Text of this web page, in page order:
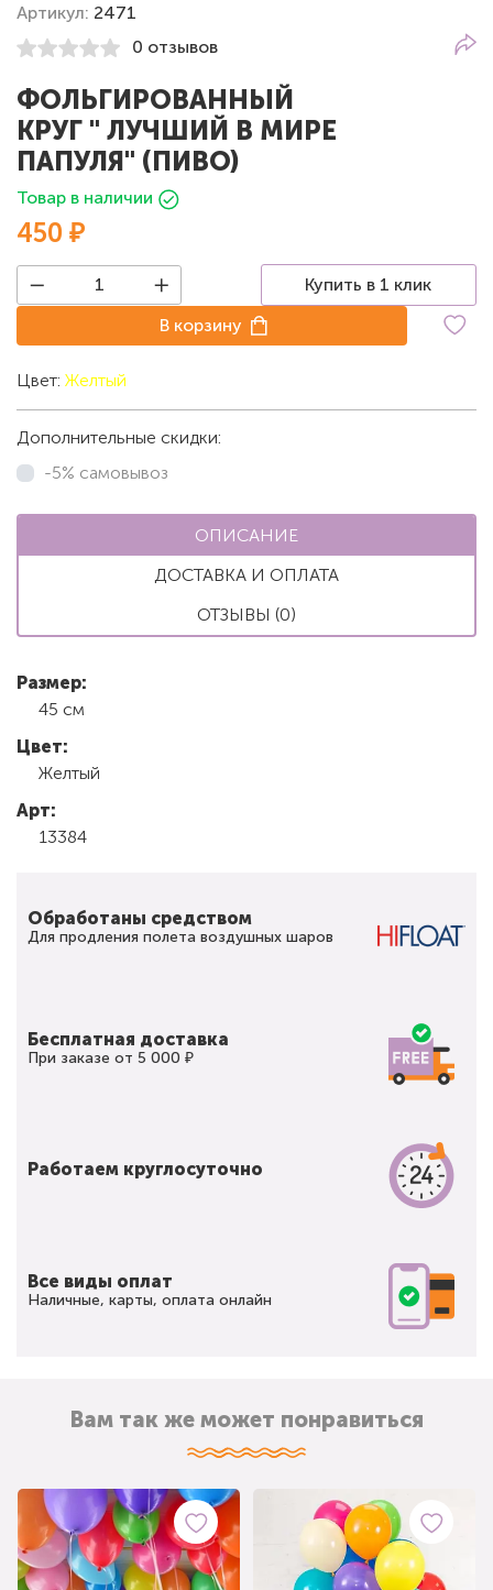
Артикул: 2471
0 отзывов
ФОЛЬГИРОВАННЫЙ
КРУГ " ЛУЧШИЙ В МИРЕ
ПАПУЛЯ" (ПИВО)
Товар в наличии
450 ₽
Купить в 1 клик
В корзину
Цвет: Желтый
Дополнительные скидки:
-5% самовывоз
ОПИСАНИЕ
ДОСТАВКА И ОПЛАТА
ОТЗЫВЫ (0)
Размер:
45 см
Цвет:
Желтый
Арт:
13384
Обработаны средством
Для продления полета воздушных шаров
Бесплатная доставка
При заказе от 5 000 ₽
Работаем круглосуточно
Все виды оплат
Наличные, карты, оплата онлайн
Вам так же может понравиться